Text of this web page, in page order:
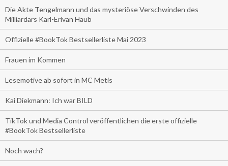
Die Akte Tengelmann und das mysteriöse Verschwinden des
Milliardärs Karl-Erivan Haub
Offizielle #BookTok Bestsellerliste Mai 2023
Frauen im Kommen
Lesemotive ab sofort in MC Metis
Kai Diekmann: Ich war BILD
TikTok und Media Control veröffentlichen die erste offizielle
#BookTok Bestsellerliste
Noch wach?